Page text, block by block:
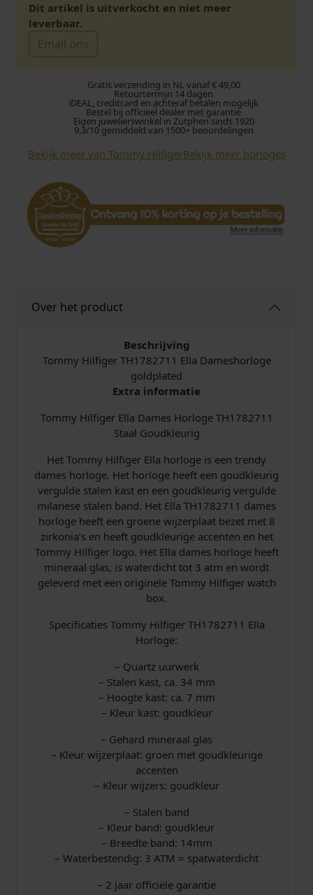
Dit artikel is uitverkocht en niet meer
leverbaar.
Email ons
Gratis verzending in NL vanaf € 49,00
Retourtermijn 14 dagen
iDEAL, creditcard en achteraf betalen mogelijk
Bestel bij officieel dealer met garantie
Eigen juwelierswinkel in Zutphen sinds 1920
9.3/10 gemiddeld van 1500+ beoordelingen
Bekijk meer van Tommy HilfigerBekijk meer horloges
Over het product
Beschrijving
Tommy Hilfiger TH1782711 Ella Dameshorloge
goldplated
Extra informatie
Tommy Hilfiger Ella Dames Horloge TH1782711
Staal Goudkleurig
Het Tommy Hilfiger Ella horloge is een trendy
dames horloge. Het horloge heeft een goudkleurig
vergulde stalen kast en een goudkleurig vergulde
milanese stalen band. Het Ella TH1782711 dames
horloge heeft een groene wijzerplaat bezet met 8
zirkonia’s en heeft goudkleurige accenten en het
Tommy Hilfiger logo. Het Ella dames horloge heeft
mineraal glas, is waterdicht tot 3 atm en wordt
geleverd met een originele Tommy Hilfiger watch
box.
Specificaties Tommy Hilfiger TH1782711 Ella
Horloge:
– Quartz uurwerk
– Stalen kast, ca. 34 mm
– Hoogte kast: ca. 7 mm
– Kleur kast: goudkleur
– Gehard mineraal glas
– Kleur wijzerplaat: groen met goudkleurige
accenten
– Kleur wijzers: goudkleur
– Stalen band
– Kleur band: goudkleur
– Breedte band: 14mm
– Waterbestendig: 3 ATM = spatwaterdicht
– 2 jaar officiële garantie